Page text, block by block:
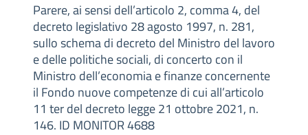
Parere, ai sensi dell’articolo 2, comma 4, del
decreto legislativo 28 agosto 1997, n. 281,
sullo schema di decreto del Ministro del lavoro
e delle politiche sociali, di concerto con il
Ministro dell’economia e finanze concernente
il Fondo nuove competenze di cui all’articolo
11 ter del decreto legge 21 ottobre 2021, n.
146. ID MONITOR 4688